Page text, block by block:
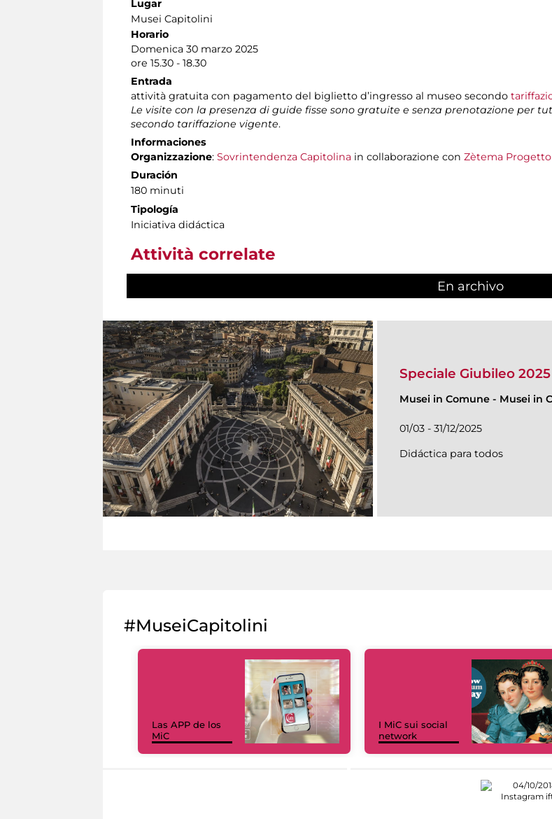
Lugar
Musei Capitolini
Horario
Domenica 30 marzo 2025
ore 15.30 - 18.30
Entrada
attività gratuita con pagamento del biglietto d’ingresso al museo secondo
Le visite con la presenza di guide fisse sono gratuite e senza prenotazione per
secondo tariffazione vigente.
Informaciones
Organizzazione: Sovrintendenza Capitolina in collaborazione con Zètema
Duración
180 minuti
Tipología
Iniciativa didáctica
Attività correlate
En archivo
Speciale Giubileo 2025
Musei in Comune - Musei in
01/03 - 31/12/2025
Didáctica para todos
#MuseiCapitolini
Las APP de los
MiC
I MiC sui social
network